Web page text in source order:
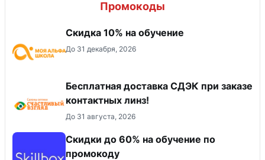
Промокоды
Скидка 10% на обучение
До 31 декабря, 2026
Бесплатная доставка СДЭК при заказе
контактных линз!
До 31 августа, 2026
Скидки до 60% на обучение по
промокоду